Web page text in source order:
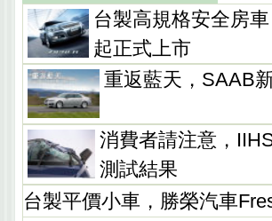
台製高規格安全房
起正式上市
重返藍天，SAAB
消費者請注意，
測試結果
台製平價小車，勝榮汽車